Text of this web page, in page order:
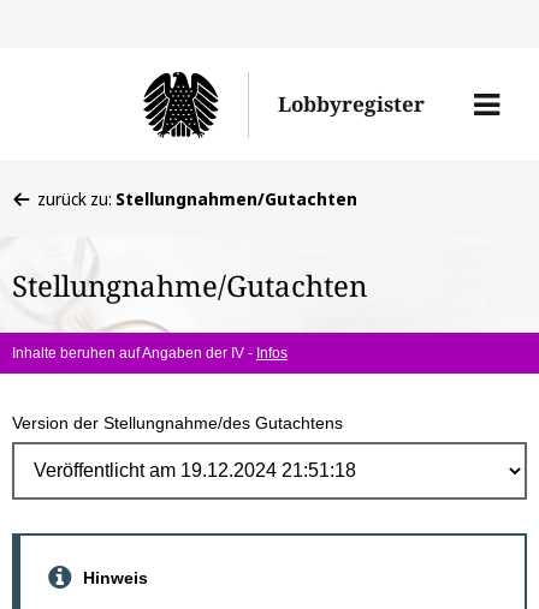
Lobbyregister
Menü
befinden
hier:
zurück zu: Stellungnahmen/Gutachten
Stellungnahme/Gutachten
Inhalte beruhen auf Angaben der IV - Infos
Version der Stellungnahme/des Gutachtens
Hinweis